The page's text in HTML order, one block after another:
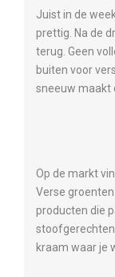
Juist in de
prettig. Na de
terug. Geen
buiten voor
sneeuw maakt
Op de markt
Verse
producten die
stoofgerechten
kraam waar je